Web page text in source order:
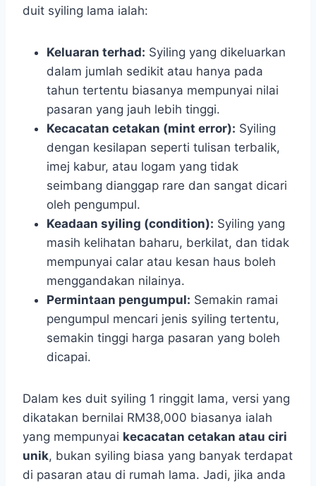
duit syiling lama ialah:
Keluaran terhad: Syiling yang dikeluarkan
dalam jumlah sedikit atau hanya pada
tahun tertentu biasanya mempunyai nilai
pasaran yang jauh lebih tinggi.
Kecacatan cetakan (mint error): Syiling
dengan kesilapan seperti tulisan terbalik,
imej kabur, atau logam yang tidak
seimbang dianggap rare dan sangat dicari
oleh pengumpul.
Keadaan syiling (condition): Syiling yang
masih kelihatan baharu, berkilat, dan tidak
mempunyai calar atau kesan haus boleh
menggandakan nilainya.
Permintaan pengumpul: Semakin ramai
pengumpul mencari jenis syiling tertentu,
semakin tinggi harga pasaran yang boleh
dicapai.
Dalam kes duit syiling 1 ringgit lama, versi yang
dikatakan bernilai RM38,000 biasanya ialah
yang mempunyai kecacatan cetakan atau ciri
unik, bukan syiling biasa yang banyak terdapat
di pasaran atau di rumah lama. Jadi, jika anda